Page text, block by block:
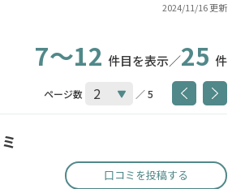
2024/11/16 更新
7～12 件目を表示／25 件
ページ数 ／ 5
口コミを投稿する